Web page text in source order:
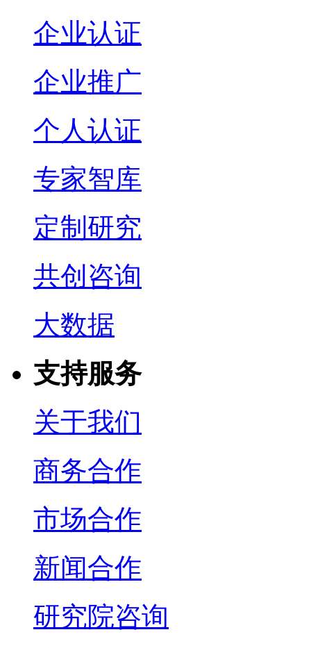
企业认证
企业推广
个人认证
专家智库
定制研究
共创咨询
大数据
支持服务
关于我们
商务合作
市场合作
新闻合作
研究院咨询